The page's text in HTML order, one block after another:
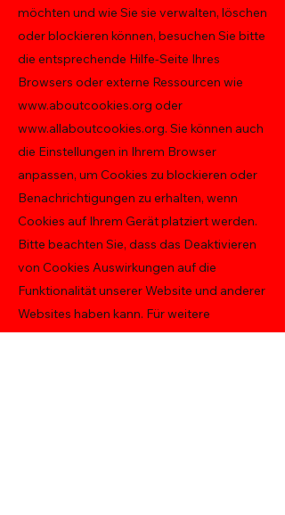
möchten und wie Sie sie verwalten, löschen
oder blockieren können, besuchen Sie bitte
die entsprechende Hilfe-Seite Ihres
Browsers oder externe Ressourcen wie
www.aboutcookies.org oder
www.allaboutcookies.org. Sie können auch
die Einstellungen in Ihrem Browser
anpassen, um Cookies zu blockieren oder
Benachrichtigungen zu erhalten, wenn
Cookies auf Ihrem Gerät platziert werden.
Bitte beachten Sie, dass das Deaktivieren
von Cookies Auswirkungen auf die
Funktionalität unserer Website und anderer
Websites haben kann. Für weitere
Anleitungen zur Verwaltung von Cookies in